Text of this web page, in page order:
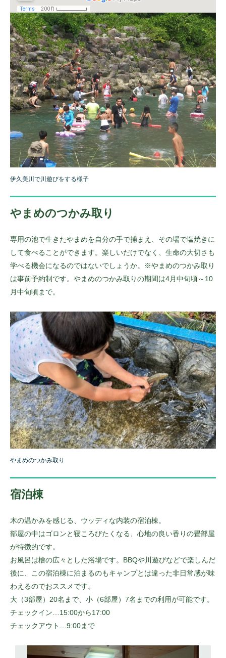
伊久美川で川遊びをする様子
やまめのつかみ取り
専用の池で生きたやまめを自分の手で捕まえ、その場で塩焼きに
して食べることができます。楽しいだけでなく、生命の大切さも
学べる機会になるのではないでしょうか。※やまめのつかみ取り
は事前予約制です。やまめのつかみ取りの期間は4月中旬頃～10
月中旬頃まで。
やまめのつかみ取り
宿泊棟
木の温かみを感じる、ウッディな内装の宿泊棟。
部屋の中はゴロンと寝ころびたくなる、心地の良い香りの畳部屋
が特徴的です。
お風呂は檜の広々とした浴場です。BBQや川遊びなどで楽しんだ
後に、この宿泊棟に泊まるのもキャンプとは違った非日常感が味
わえるのでおススメです。
大（3部屋）20名まで、小（6部屋）7名までの利用が可能です。
チェックイン…15:00から17:00
チェックアウト…9:00まで